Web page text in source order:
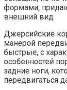
формами,
внешний вид.
Джерсийские
манерой
быстрые, с
особенностей
задние ноги,
передвигаться